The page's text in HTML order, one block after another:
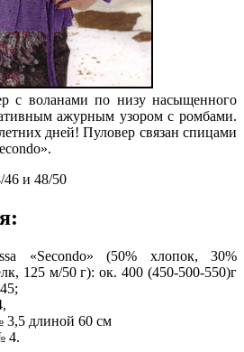
с воланами по низу насыщенного
ажурным узором с ромбами.
дней! Пуловер связан спицами
46 и 48/50
«Secondo» (50% хлопок, 30%
125 м/50 г): ок. 400 (450-500-550)г
длиной 60 см
4.